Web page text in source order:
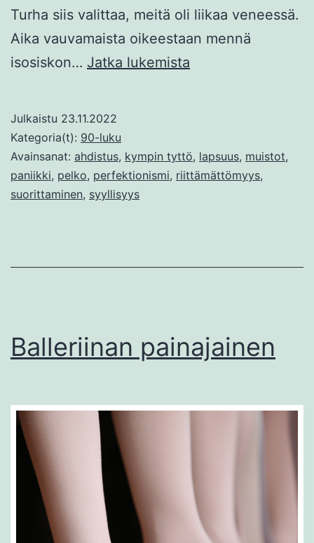
Turha siis valittaa, meitä oli liikaa veneessä.
Aika vauvamaista oikeestaan mennä
isosiskon… Jatka lukemista
Julkaistu 23.11.2022
Kategoria(t): 90-luku
Avainsanat: ahdistus, kympin tyttö, lapsuus, muistot,
paniikki, pelko, perfektionismi, riittämättömyys,
suorittaminen, syyllisyys
Balleriinan painajainen